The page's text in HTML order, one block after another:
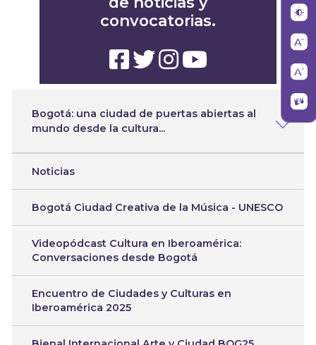
Bogotá: una ciudad de puertas abiertas
Bogotá: una ciudad de puertas abiertas al
mundo desde la cultura...
Noticias
Bogotá Ciudad Creativa de la Música - UNESCO
Videopódcast Cultura en Iberoamérica:
Conversaciones desde Bogotá
Encuentro de Ciudades y Culturas en
Iberoamérica 2025
convocatorias.